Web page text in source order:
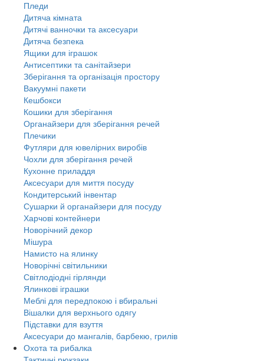
Пледи
Дитяча кімната
Дитячі ванночки та аксесуари
Дитяча безпека
Ящики для іграшок
Антисептики та санітайзери
Зберігання та організація простору
Вакуумні пакети
Кешбокси
Кошики для зберігання
Органайзери для зберігання речей
Плечики
Футляри для ювелірних виробів
Чохли для зберігання речей
Кухонне приладдя
Аксесуари для миття посуду
Кондитерський інвентар
Сушарки й органайзери для посуду
Харчові контейнери
Новорічний декор
Мішура
Намисто на ялинку
Новорічні світильники
Світлодіодні гірлянди
Ялинкові іграшки
Меблі для передпокою і вбиральні
Вішалки для верхнього одягу
Підставки для взуття
Аксесуари до мангалів, барбекю, грилів
Охота та рибалка